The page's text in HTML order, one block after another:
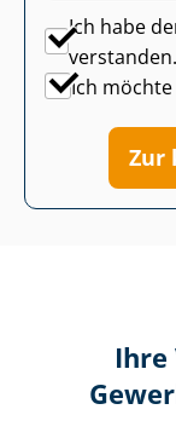
Ich habe
verstanden.
Ich
Zur